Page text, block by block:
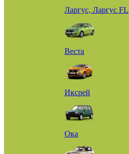
Ларгус, Ларгус FL
Веста
Иксрей
Ока